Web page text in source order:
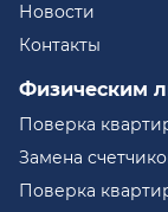
Новости
Контакты
Физическим
Поверка
Замена
Поверка